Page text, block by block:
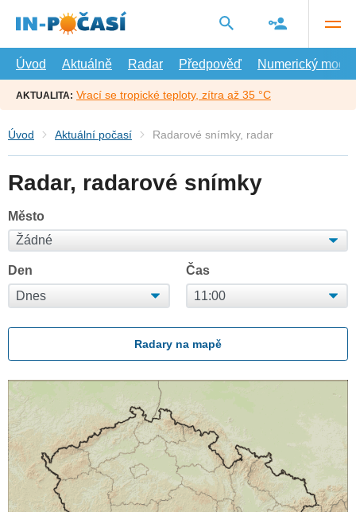
hlavní
Úvod
Aktuálně Radar Předpověď Numerický model
AKTUALITA: Vrací se tropické teploty, zítra až 35 °C
Úvod Aktuální počasí Radarové snímky, radar
Radar, radarové snímky
Město
Den Čas
Radary na mapě